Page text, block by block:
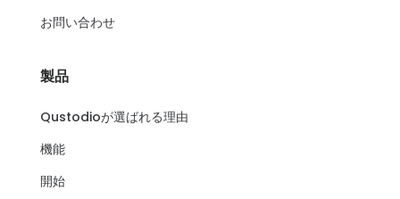
お問い合わせ
製品
Qustodioが選ばれる理由
機能
開始